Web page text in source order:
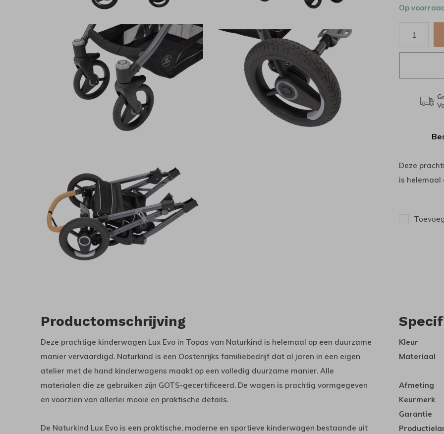
Op
Deze
is helemaal
Productomschrijving
Deze prachtige kinderwagen Lux Evo in Topas van Naturkind is helemaal op een duurzame
manier vervaardigd. Naturkind is een Oostenrijks familiebedrijf dat al jaren in een eigen
atelier met de hand kinderwagens maakt op een volledig duurzame manier. Alle
materialen die ze gebruiken zijn GOTS-gecertificeerd. De wagen is prachtig vormgegeven
en voorzien van allerlei mooie en praktische details.
De Naturkind Lux Evo is een praktische, moderne en sportieve kinderwagen bestaande uit
Kleur
Materiaal
Afmeting
Keurmerk
Garantie